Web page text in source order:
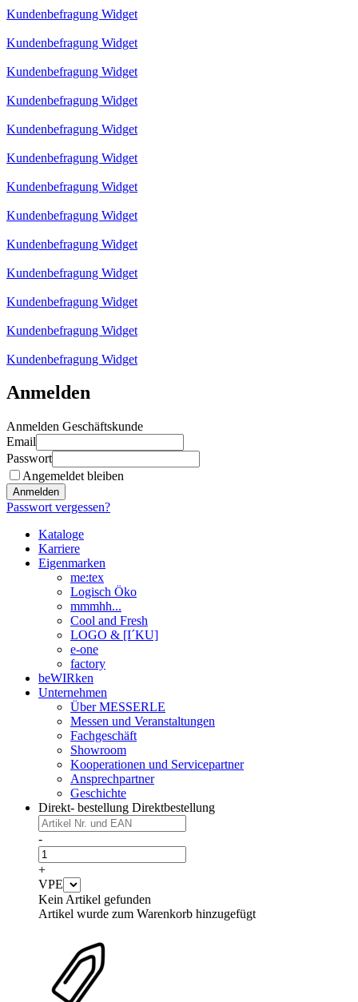
Kundenbefragung Widget
Kundenbefragung Widget
Kundenbefragung Widget
Kundenbefragung Widget
Kundenbefragung Widget
Kundenbefragung Widget
Kundenbefragung Widget
Kundenbefragung Widget
Kundenbefragung Widget
Kundenbefragung Widget
Kundenbefragung Widget
Kundenbefragung Widget
Kundenbefragung Widget
Anmelden
Anmelden Geschäftskunde
Email
Passwort
Angemeldet bleiben
Anmelden
Passwort vergessen?
Kataloge
Karriere
Eigenmarken
me:tex
Logisch Öko
mmmhh...
Cool and Fresh
LOGO & [I´KU]
e-one
factory
beWIRken
Unternehmen
Über MESSERLE
Messen und Veranstaltungen
Fachgeschäft
Showroom
Kooperationen und Servicepartner
Ansprechpartner
Geschichte
Direkt- bestellung Direktbestellung
-
+
VPE
Kein Artikel gefunden
Artikel wurde zum Warenkorb hinzugefügt